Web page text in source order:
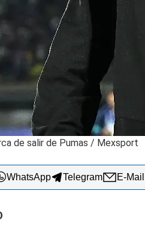
de salir de Pumas / Mexsport
WhatsApp Telegram E-Mail